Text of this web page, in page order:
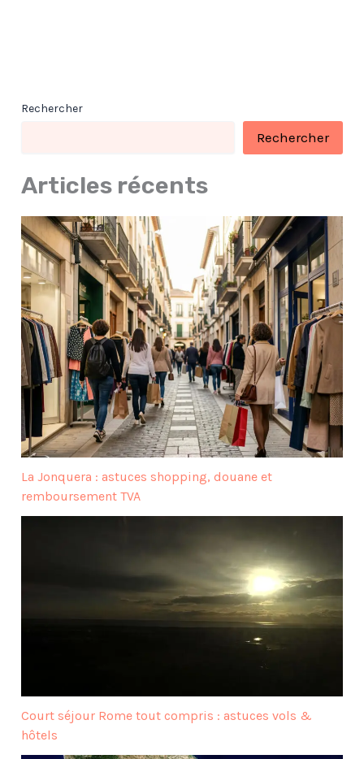
Rechercher
Rechercher
Articles récents
La Jonquera : astuces shopping, douane et
remboursement TVA
Court séjour Rome tout compris : astuces vols &
hôtels